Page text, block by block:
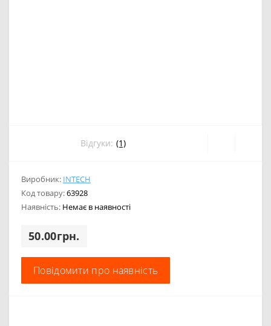
Відгуки: (1)
Виробник: INTECH
Код товару:63928
Наявність: Немає в наявності
50.00грн.
Повідомити про наявність